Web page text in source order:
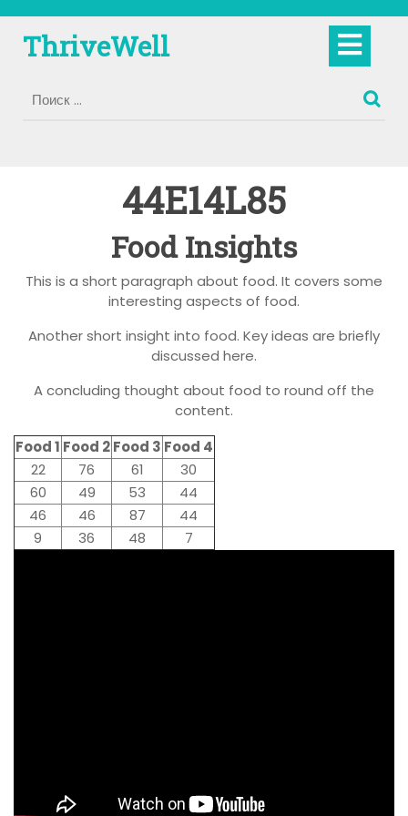
содержимому
ThriveWell
44E14L85
Food Insights
This is a short paragraph about food. It covers some
interesting aspects of food.
Another short insight into food. Key ideas are briefly
discussed here.
A concluding thought about food to round off the
content.
Food 1 Food 2Food 3 Food 4
22
76 61
30
60
49 53
44
46
46 87
44
9
36 48 7